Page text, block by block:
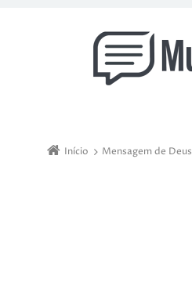
Início Mensagem de Deus